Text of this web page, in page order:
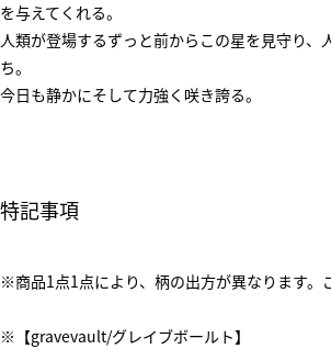
を与えてくれる。
人類が登場するずっと前からこの星を見守り、
ち。
今日も静かにそして力強く咲き誇る。
特記事項
※商品1点1点により、柄の出方が異なります。
※【gravevault/グレイブボールト】